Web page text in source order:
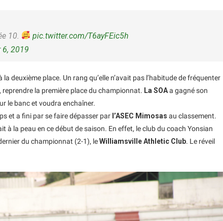
10.
pic.twitter.com/T6ayFEic5h
6, 2019
deuxième place. Un rang qu’elle n’avait pas l’habitude de fréquenter
reprendre la première place du championnat. La SOAa gagné son
le banc et voudra enchaîner.
et a fini par se faire dépasser par l’ASEC Mimosas au classement.
à la peau en ce début de saison. En effet, le club du coach Yonsian
du championnat (2-1), leWilliamsville Athletic Club. Le réveil